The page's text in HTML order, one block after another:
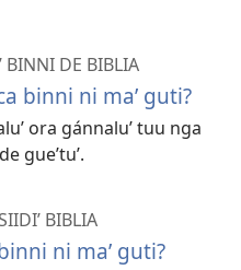
BINNI DE BIBLIA
binni ni maʼ guti?
ora gánnaluʼ tuu nga
gueʼtuʼ.
BIBLIA
ni maʼ guti?